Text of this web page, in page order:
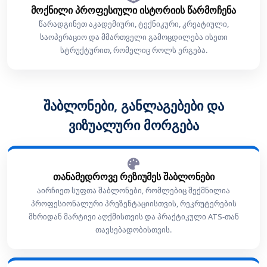
მოქნილი პროფესიული ისტორიის წარმოჩენა
წარადგინეთ აკადემიური, ტექნიკური, კრეატიული,
საოპერაციო და მმართველი გამოცდილება ისეთი
სტრუქტურით, რომელიც როლს ერგება.
შაბლონები, განლაგებები და
ვიზუალური მორგება
თანამედროვე რეზიუმეს შაბლონები
აირჩიეთ სუფთა შაბლონები, რომლებიც შექმნილია
პროფესიონალური პრეზენტაციისთვის, რეკრუტერების
მხრიდან მარტივი აღქმისთვის და პრაქტიკული ATS-თან
თავსებადობისთვის.